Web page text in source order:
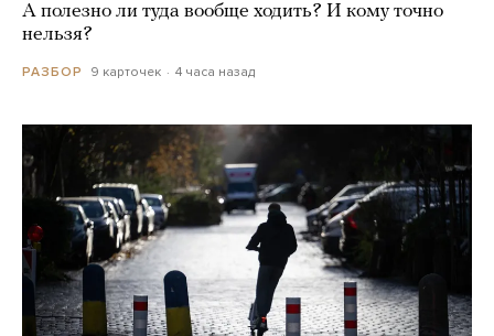
А полезно ли туда вообще ходить? И кому точно
нельзя?
РАЗБОР 9 карточек 4 часа назад